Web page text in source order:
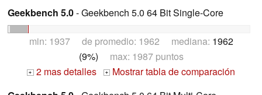
Geekbench 5.0- Geekbench 5.0 64 Bit Single-Core
min: 1937 de promedio: 1962 mediana: 1962
(9%) max: 1987 puntos
+ 2 mas detalles +
Mostrar tabla de comparación